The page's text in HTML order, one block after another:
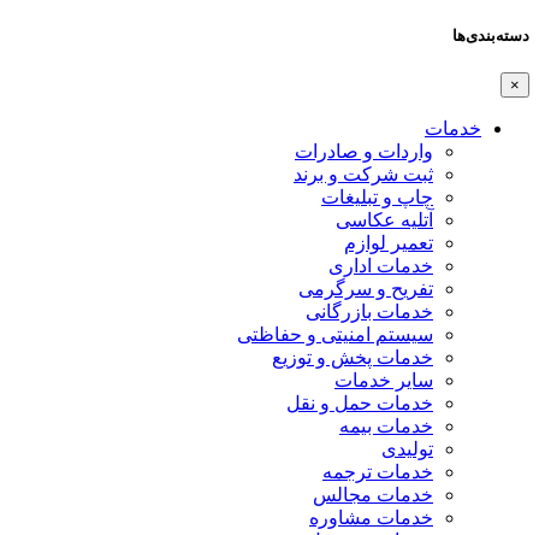
دسته‌بندی‌ها
×
خدمات
واردات و صادرات
ثبت شرکت و برند
چاپ و تبلیغات
آتلیه عکاسی
تعمیر لوازم
خدمات اداری
تفریح و سرگرمی
خدمات بازرگانی
سیستم امنیتی و حفاظتی
خدمات پخش و توزیع
سایر خدمات
خدمات حمل و نقل
خدمات بیمه
تولیدی
خدمات ترجمه
خدمات مجالس
خدمات مشاوره